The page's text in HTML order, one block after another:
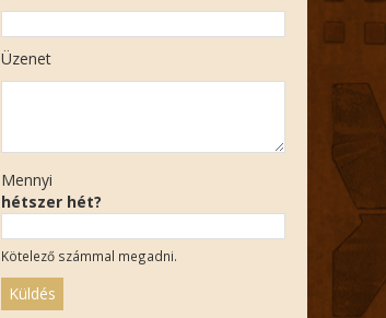
Üzenet
Mennyi
hétszer hét?
Kötelező számmal megadni.